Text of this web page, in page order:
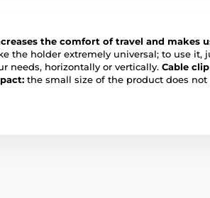
the comfort of travel and makes
the holder extremely universal; to use it,
needs, horizontally or vertically. Cable clip
the small size of the product does